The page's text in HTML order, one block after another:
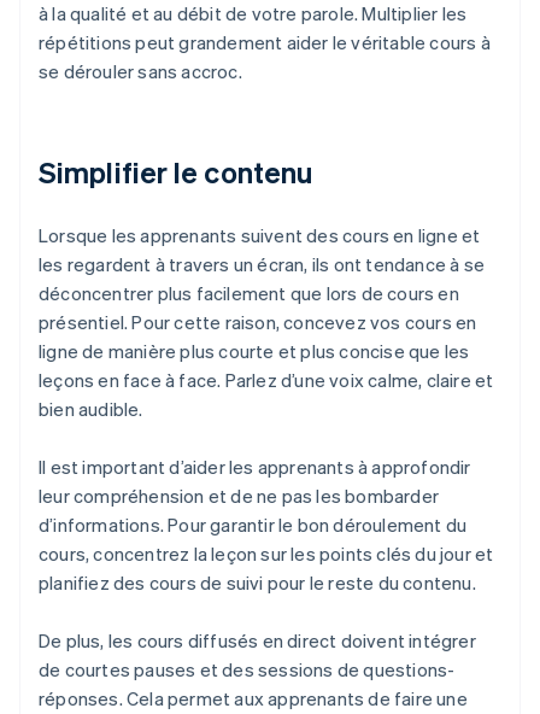
à la qualité et au débit de votre parole. Multiplier les
répétitions peut grandement aider le véritable cours à
se dérouler sans accroc.
Simplifier le contenu
Lorsque les apprenants suivent des cours en ligne et
les regardent à travers un écran, ils ont tendance à se
déconcentrer plus facilement que lors de cours en
présentiel. Pour cette raison, concevez vos cours en
ligne de manière plus courte et plus concise que les
leçons en face à face. Parlez d’une voix calme, claire et
bien audible.
Il est important d’aider les apprenants à approfondir
leur compréhension et de ne pas les bombarder
d’informations. Pour garantir le bon déroulement du
cours, concentrez la leçon sur les points clés du jour et
planifiez des cours de suivi pour le reste du contenu.
De plus, les cours diffusés en direct doivent intégrer
de courtes pauses et des sessions de questions-
réponses. Cela permet aux apprenants de faire une